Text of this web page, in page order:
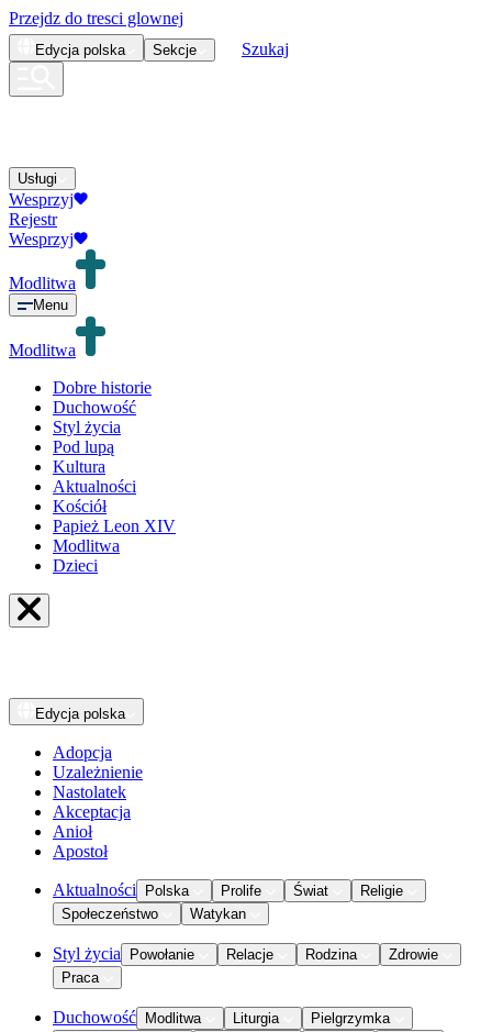
Przejdz do tresci glownej
Edycja polska Sekcje Szukaj
Usługi
Wesprzyj
Rejestr
Wesprzyj
Modlitwa
Menu
Modlitwa
Dobre historie
Duchowość
Styl życia
Pod lupą
Kultura
Aktualności
Kościół
Papież Leon XIV
Modlitwa
Dzieci
Edycja polska
Adopcja
Uzależnienie
Nastolatek
Akceptacja
Anioł
Apostoł
Aktualności Polska Prolife Świat
Religie
Społeczeństwo
Watykan
Styl życia Powołanie Relacje Rodzina
Zdrowie
Praca
Duchowość Modlitwa Liturgia
Pielgrzymka